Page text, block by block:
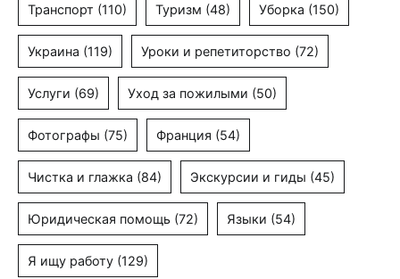
Транспорт (110) Туризм (48) Уборка (150)
Украина (119) Уроки и репетиторство (72)
Услуги (69) Уход за пожилыми (50)
Фотографы (75) Франция (54)
Чистка и глажка (84) Экскурсии и гиды (45)
Юридическая помощь (72) Языки (54)
Я ищу работу (129)